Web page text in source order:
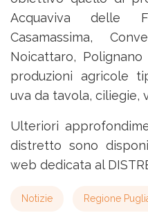
Acquaviva delle
Casamassima,
Noicattaro,
produzioni agricole
uva da tavola, ciliegie,
Ulteriori
distretto sono
web dedicata al
Notizie Regione